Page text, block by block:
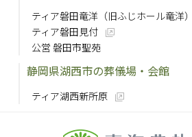
ティア磐田竜洋（旧ふじホール竜洋）
ティア磐田見付
公営 磐田市聖苑
静岡県湖西市の葬儀場・会館
ティア湖西新所原